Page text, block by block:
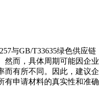
与GB/T33635绿色供应链
然而，具体周期可能因企业
而有所不同。因此，建议企
有申请材料的真实性和准确